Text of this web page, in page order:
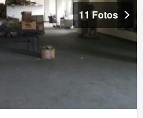
11 Fotos